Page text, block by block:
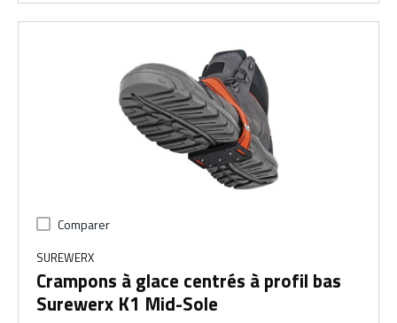
Comparer
SUREWERX
Crampons à glace centrés à profil bas
Surewerx K1 Mid-Sole